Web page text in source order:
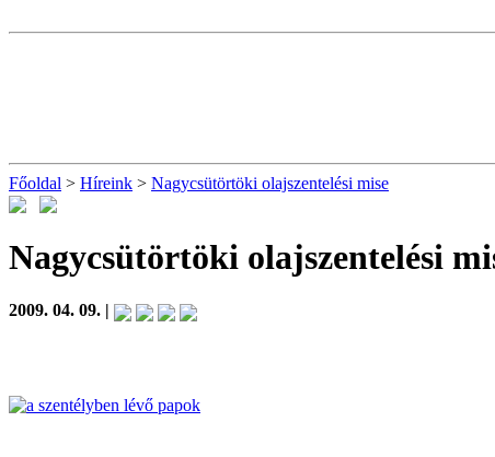
Főoldal > Híreink > Nagycsütörtöki olajszentelési mise
Nagycsütörtöki olajszentelési
2009. 04. 09. |